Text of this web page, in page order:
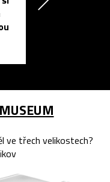
ve třech velikostech?